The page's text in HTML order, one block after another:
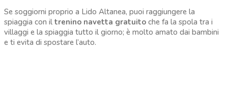
Se soggiorni proprio a Lido Altanea, puoi raggiungere la
spiaggia con il trenino navetta gratuito che fa la spola tra i
villaggi e la spiaggia tutto il giorno; è molto amato dai bambini
e ti evita di spostare l’auto.